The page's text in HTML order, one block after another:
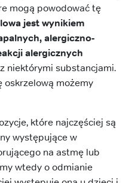
mogą powodować tę
jest wynikiem
alergiczno-
alergicznych
niektórymi substancjami.
oskrzelową możemy
które najczęściej są
występujące w
na astmę lub
wtedy o odmianie